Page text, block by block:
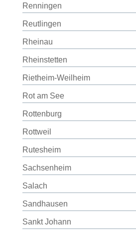
Renningen
Reutlingen
Rheinau
Rheinstetten
Rietheim-Weilheim
Rot am See
Rottenburg
Rottweil
Rutesheim
Sachsenheim
Salach
Sandhausen
Sankt Johann